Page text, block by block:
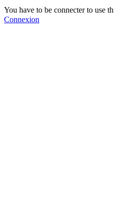
You have to be connecter to use
Connexion